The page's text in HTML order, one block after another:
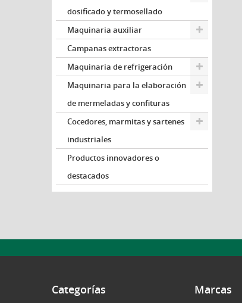
dosificado y termosellado
Maquinaria auxiliar
Campanas extractoras
Maquinaria de refrigeración
Maquinaria para la elaboración
de mermeladas y confituras
Cocedores, marmitas y sartenes
industriales
Productos innovadores o
destacados
Categorías Marcas